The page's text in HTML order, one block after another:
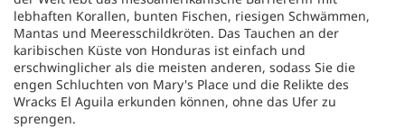
lebhaften Korallen, bunten Fischen, riesigen Schwämmen,
Mantas und Meeresschildkröten. Das Tauchen an der
karibischen Küste von Honduras ist einfach und
erschwinglicher als die meisten anderen, sodass Sie die
engen Schluchten von Mary's Place und die Relikte des
Wracks El Aguila erkunden können, ohne das Ufer zu
sprengen.